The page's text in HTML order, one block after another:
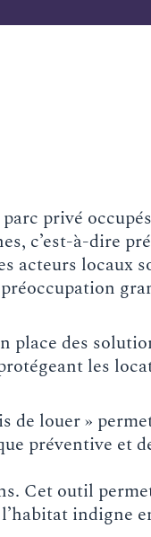
privé
c’est-à-dire
acteurs locaux
place des
les
de louer »
préventive et
Cet outil
indigne